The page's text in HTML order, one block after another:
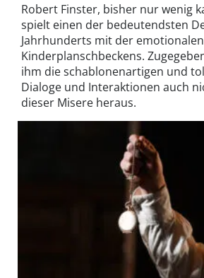
Robert Finster, bisher nur wenig
spielt einen der bedeutendsten
Jahrhunderts mit der
Kinderplanschbeckens.
ihm die schablonenartigen und
Dialoge und Interaktionen auch
dieser Misere heraus.